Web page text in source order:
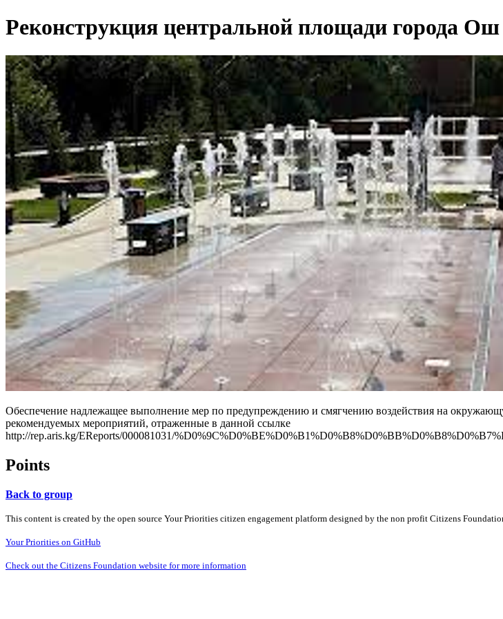
Реконструкция центральной площади города Ош
Обеспечение надлежащее выполнение мер по предупреждению и смягчению воздействия на
рекомендуемых мероприятий, отраженные в данной ссылке
http://rep.aris.kg/EReports/000081031/
Points
Back to group
This content is created by the open source Your Priorities citizen engagement platform designed by the non profit Citizens
Your Priorities on GitHub
Check out the Citizens Foundation website for more information